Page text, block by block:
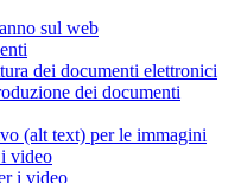
sul web
dei documenti elettronici
dei documenti
(alt text) per le immagini
video
i video